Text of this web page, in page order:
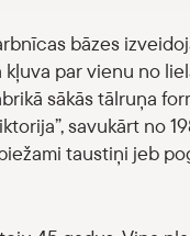
bāzes
kļuva par vienu no
sākās tālruņa
savukārt no
taustiņi jeb